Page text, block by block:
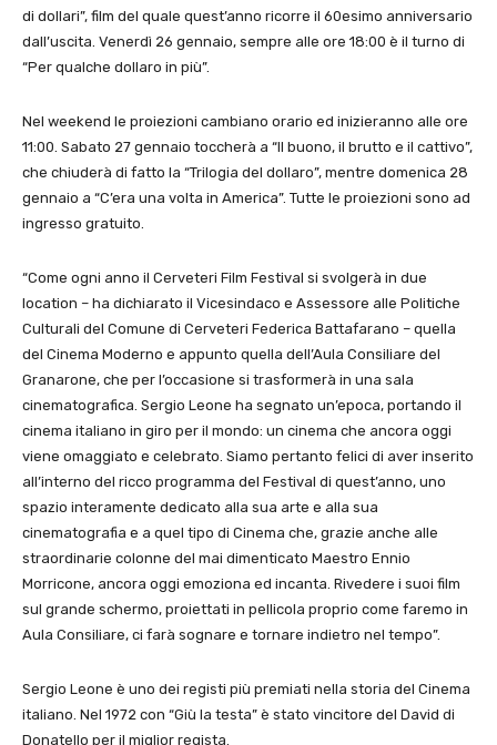
di dollari”, film del quale quest’anno ricorre il 60esimo anniversario
dall’uscita. Venerdì 26 gennaio, sempre alle ore 18:00 è il turno di
“Per qualche dollaro in più”.
Nel weekend le proiezioni cambiano orario ed inizieranno alle ore
11:00. Sabato 27 gennaio toccherà a “Il buono, il brutto e il cattivo”,
che chiuderà di fatto la “Trilogia del dollaro”, mentre domenica 28
gennaio a “C’era una volta in America”. Tutte le proiezioni sono ad
ingresso gratuito.
“Come ogni anno il Cerveteri Film Festival si svolgerà in due
location – ha dichiarato il Vicesindaco e Assessore alle Politiche
Culturali del Comune di Cerveteri Federica Battafarano – quella
del Cinema Moderno e appunto quella dell’Aula Consiliare del
Granarone, che per l’occasione si trasformerà in una sala
cinematografica. Sergio Leone ha segnato un’epoca, portando il
cinema italiano in giro per il mondo: un cinema che ancora oggi
viene omaggiato e celebrato. Siamo pertanto felici di aver inserito
all’interno del ricco programma del Festival di quest’anno, uno
spazio interamente dedicato alla sua arte e alla sua
cinematografia e a quel tipo di Cinema che, grazie anche alle
straordinarie colonne del mai dimenticato Maestro Ennio
Morricone, ancora oggi emoziona ed incanta. Rivedere i suoi film
sul grande schermo, proiettati in pellicola proprio come faremo in
Aula Consiliare, ci farà sognare e tornare indietro nel tempo”.
Sergio Leone è uno dei registi più premiati nella storia del Cinema
italiano. Nel 1972 con “Giù la testa” è stato vincitore del David di
Donatello per il miglior regista.